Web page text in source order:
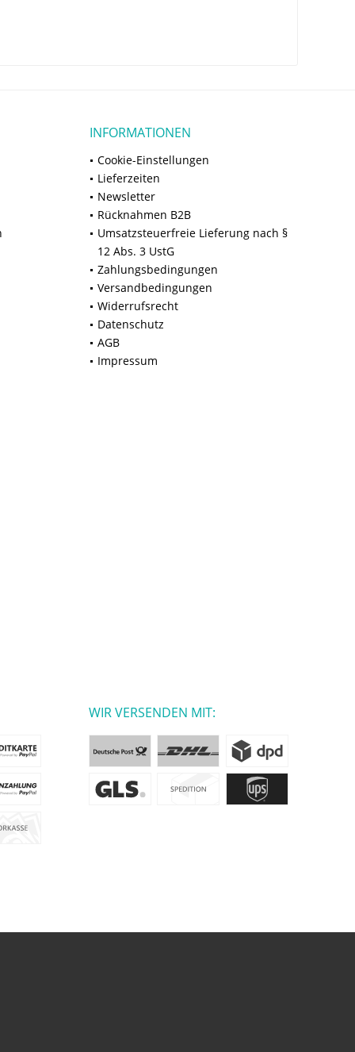
INFORMATIONEN
Cookie-Einstellungen
Lieferzeiten
Newsletter
Rücknahmen B2B
Umsatzsteuerfreie Lieferung nach §
12 Abs. 3 UstG
Zahlungsbedingungen
Versandbedingungen
Widerrufsrecht
Datenschutz
AGB
Impressum
WIR VERSENDEN MIT: